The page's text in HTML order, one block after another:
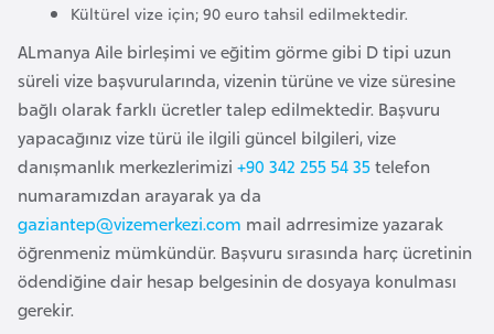
Kültürel vize için; 90 euro tahsil edilmektedir.
ALmanya Aile birleşimi ve eğitim görme gibi D tipi uzun
süreli vize başvurularında, vizenin türüne ve vize süresine
bağlı olarak farklı ücretler talep edilmektedir. Başvuru
yapacağınız vize türü ile ilgili güncel bilgileri, vize
danışmanlık merkezlerimizi +90 342 255 54 35telefon
numaramızdan arayarak ya da
gaziantep@vizemerkezi.com mail adrresimize yazarak
öğrenmeniz mümkündür. Başvuru sırasında harç ücretinin
ödendiğine dair hesap belgesinin de dosyaya konulması
gerekir.
B
u
r
k
i
n
a
F
a